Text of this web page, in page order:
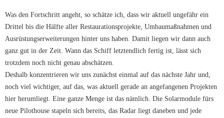
Was den Fortschritt angeht, so schätze ich, dass wir aktuell ungefähr ein
Drittel bis die Hälfte aller Restaurationsprojekte, Umbaumaßnahmen und
Ausrüstungserweiterungen hinter uns haben. Damit liegen wir dann auch
ganz gut in der Zeit. Wann das Schiff letztendlich fertig ist, lässt sich
trotzdem noch nicht genau abschätzen.
Deshalb konzentrieren wir uns zunächst einmal auf das nächste Jahr und,
noch viel wichtiger, auf das, was aktuell gerade an angefangenen Projekten
hier herumliegt. Eine ganze Menge ist das nämlich. Die Solarmodule fürs
neue Pilothouse stapeln sich bereits, das Radar liegt daneben und jede